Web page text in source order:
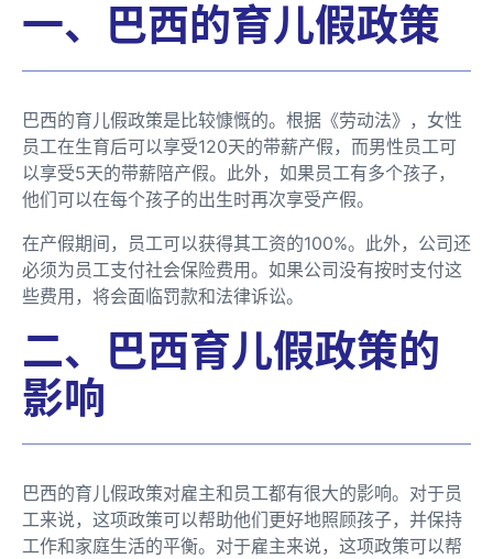
一、巴西的育儿假政策
巴西的育儿假政策是比较慷慨的。根据《劳动法》，女性
员工在生育后可以享受120天的带薪产假，而男性员工可
以享受5天的带薪陪产假。此外，如果员工有多个孩子，
他们可以在每个孩子的出生时再次享受产假。
在产假期间，员工可以获得其工资的100%。此外，公司还
必须为员工支付社会保险费用。如果公司没有按时支付这
些费用，将会面临罚款和法律诉讼。
二、巴西育儿假政策的
影响
巴西的育儿假政策对雇主和员工都有很大的影响。对于员
工来说，这项政策可以帮助他们更好地照顾孩子，并保持
工作和家庭生活的平衡。对于雇主来说，这项政策可以帮